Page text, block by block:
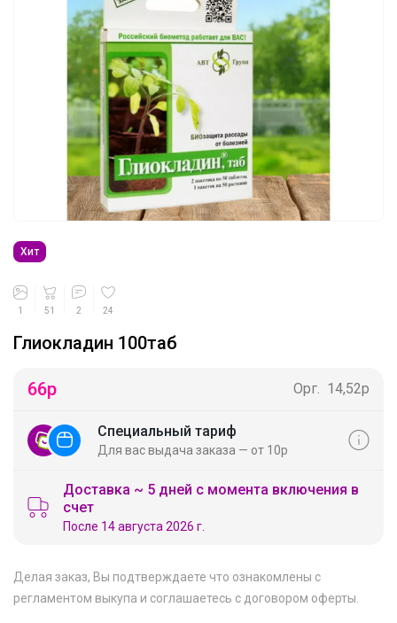
Хит
1 51 2 24
Глиокладин 100таб
66р Орг. 14,52р
Специальный тариф
Для вас выдача заказа — от 10р
Доставка ~ 5 дней с момента включения в
счет
После 14 августа 2026 г.
Делая заказ, Вы подтверждаете что ознакомлены с
регламентом выкупа и соглашаетесь с договором оферты